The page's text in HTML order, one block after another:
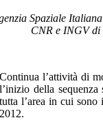
Spaziale
CNR e INGV di
Continua l’attività di
l’inizio della
tutta l’area in cui
2012.